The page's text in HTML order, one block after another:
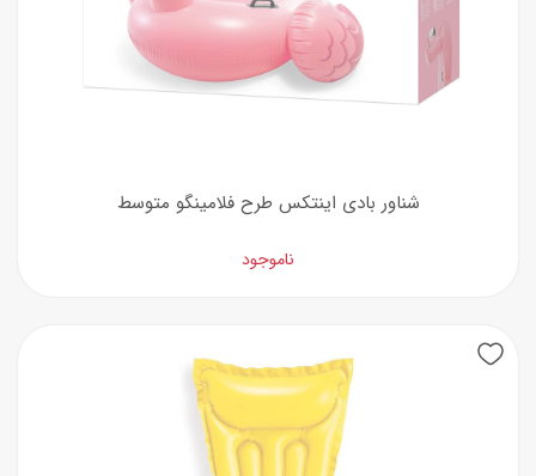
شناور بادی اینتکس طرح فلامینگو متوسط
ناموجود